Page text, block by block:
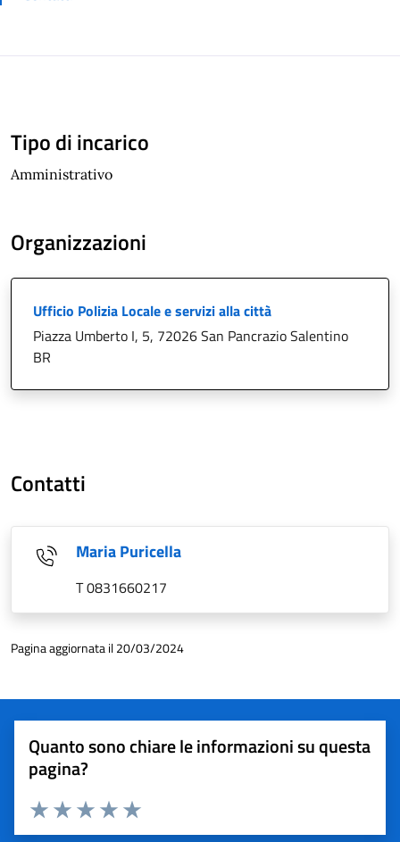
Tipo di incarico
Amministrativo
Organizzazioni
Ufficio Polizia Locale e servizi alla città
Piazza Umberto I, 5, 72026 San Pancrazio Salentino
BR
Contatti
Maria Puricella
T 0831660217
Pagina aggiornata il 20/03/2024
Quanto sono chiare le informazioni su questa
pagina?
Valuta 5 stelle su 5
Valuta 4 stelle su 5
Valuta 3 stelle su 5
Valuta 2 stelle su 5
Valuta 1 stelle su 5